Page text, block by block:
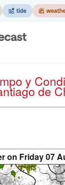
de
on Friday 07